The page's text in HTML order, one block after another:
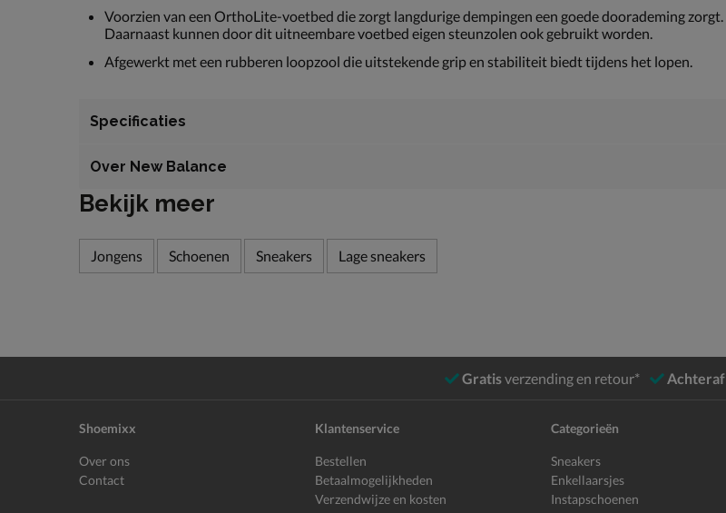
Voorzien van een OrthoLite-voetbed die zorgt langdurige dempingen een goede doorademing zorgt.
Daarnaast kunnen door dit uitneembare voetbed eigen steunzolen ook gebruikt worden.
Afgewerkt met een rubberen loopzool die uitstekende grip en stabiliteit biedt tijdens het lopen.
Specificaties
Over New Balance
Bekijk meer
Jongens Schoenen Sneakers Lage sneakers
Gratisverzending en retour* Achteraf
Shoemixx
Over ons
Contact
Klantenservice
Bestellen
Betaalmogelijkheden
Verzendwijze en kosten
Categorieën
Sneakers
Enkellaarsjes
Instapschoenen